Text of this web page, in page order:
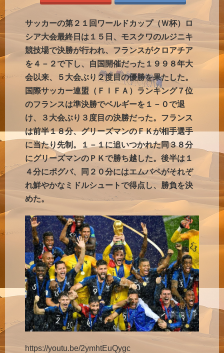
サッカーの第２１回ワールドカップ（Ｗ杯）ロ
シア大会最終日は１５日、モスクワのルジニキ
競技場で決勝が行われ、フランスがクロアチア
を４－２で下し、自国開催だった１９９８年大
会以来、５大会ぶり２度目の優勝を果たした。
国際サッカー連盟（ＦＩＦＡ）ランキング７位
のフランスは準決勝でベルギーを１－０で退
け、３大会ぶり３度目の決勝だった。フランス
は前半１８分、グリーズマンのＦＫが相手選手
に当たり先制。１－１に追いつかれた同３８分
にグリーズマンのＰＫで勝ち越した。後半は１
４分にポグバ、同２０分にはエムバペがそれぞ
れ鮮やかなミドルシュートで得点し、勝負を決
めた。
https://youtu.be/2ymhtEuQygc